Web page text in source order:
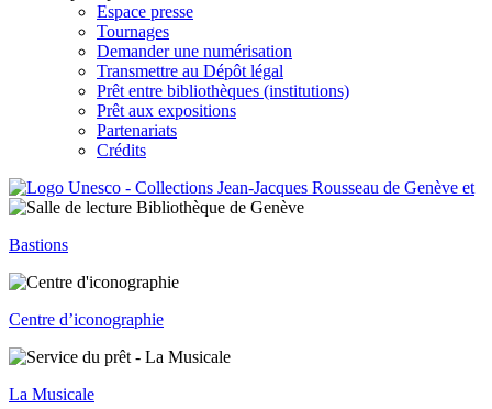
Espace presse
Tournages
Demander une numérisation
Transmettre au Dépôt légal
Prêt entre bibliothèques (institutions)
Prêt aux expositions
Partenariats
Crédits
Bastions
Centre d’iconographie
La Musicale